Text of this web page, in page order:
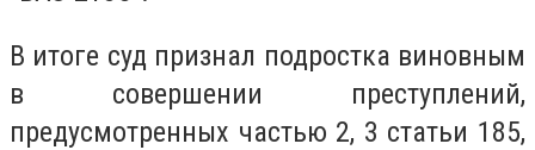
В итоге суд признал подростка виновным
в совершении преступлений,
предусмотренных частью 2, 3 статьи 185,